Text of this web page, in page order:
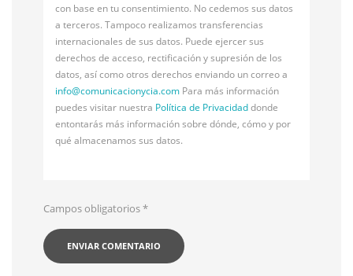
con base en tu consentimiento. No cedemos sus datos
a terceros. Tampoco realizamos transferencias
internacionales de sus datos. Puede ejercer sus
derechos de acceso, rectificación y supresión de los
datos, así como otros derechos enviando un correo a
info@comunicacionycia.com Para más información
puedes visitar nuestra Política de Privacidaddonde
entontarás más información sobre dónde, cómo y por
qué almacenamos sus datos.
Campos obligatorios*